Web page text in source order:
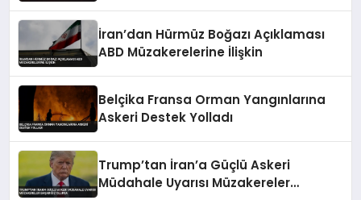
İran’dan Hürmüz Boğazı Açıklaması
ABD Müzakerelerine İlişkin
Belçika Fransa Orman Yangınlarına
Askeri Destek Yolladı
Trump’tan İran’a Güçlü Askeri
Müdahale Uyarısı Müzakereler